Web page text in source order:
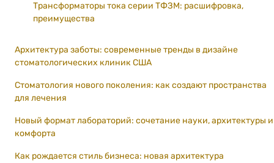
Трансформаторы тока серии ТФЗМ: расшифровка,
преимущества
Архитектура заботы: современные тренды в дизайне
стоматологических клиник США
Стоматология нового поколения: как создают пространства
для лечения
Новый формат лабораторий: сочетание науки, архитектуры и
комфорта
Как рождается стиль бизнеса: новая архитектура